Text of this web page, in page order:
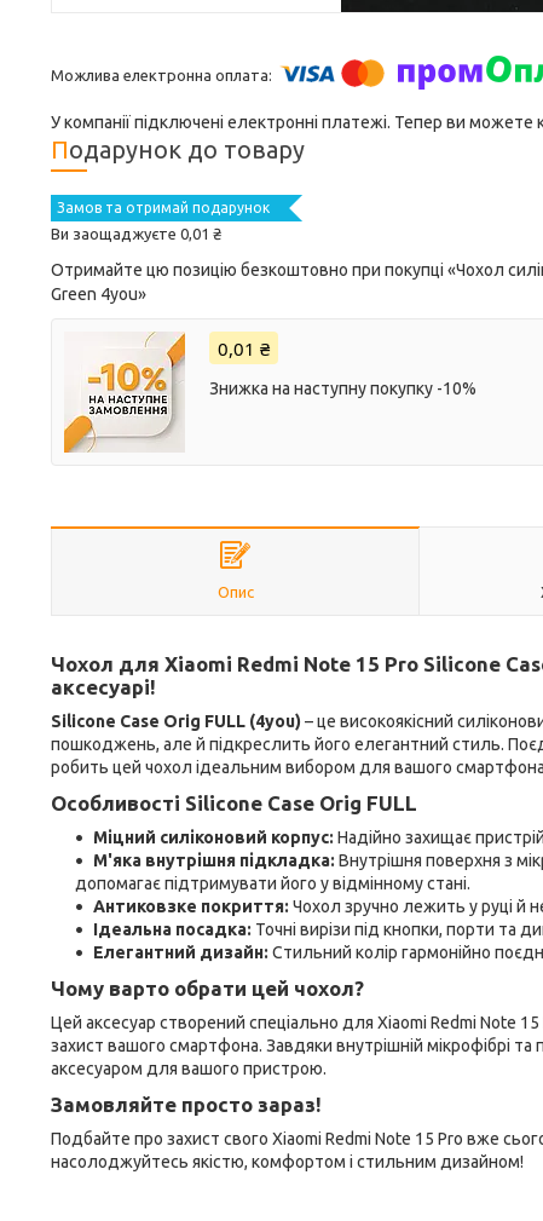
У компанії підключені електронні платежі. Тепер ви
Подарунок до товару
Замов та отримай подарунок
Ви заощаджуєте 0,01 ₴
Отримайте цю позицію безкоштовно при покупці «Чохол
Green 4you»
0,01 ₴
Знижка на наступну покупку -10%
Опис
Чохол для Xiaomi Redmi Note 15 Pro Silicone
аксесуарі!
Silicone Case Orig FULL (4you) – це високоякісний
пошкоджень, але й підкреслить його елегантний стиль.
робить цей чохол ідеальним вибором для вашого
Особливості Silicone Case Orig FULL
Міцний силіконовий корпус: Надійно захищає
М'яка внутрішня підкладка: Внутрішня поверхня з
допомагає підтримувати його у відмінному стані.
Антиковзке покриття: Чохол зручно лежить у руці й
Ідеальна посадка: Точні вирізи під кнопки, порти та
Елегантний дизайн: Стильний колір гармонійно
Чому варто обрати цей чохол?
Цей аксесуар створений спеціально для Xiaomi Redmi Note
захист вашого смартфона. Завдяки внутрішній мікрофібрі
аксесуаром для вашого пристрою.
Замовляйте просто зараз!
Подбайте про захист свого Xiaomi Redmi Note 15 Pro вже
насолоджуйтесь якістю, комфортом і стильним дизайном!